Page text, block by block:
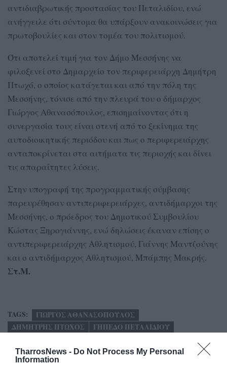
TharrosNews - Do Not Process My Personal
Information
αντιδιαβρωτικής προστασίας του Πεταλιδίου, ενώ
ανήγγειλε ότι σύντομα θα υπάρξουν ανακοινώσεις για
πρωτοβουλίες και στον τομέα του πολιτισμού.
Ότι αποτελεί τιμή για τον Δήμο Μεσσήνης να
φιλοξενεί στο Δημαρχείο τον περιφερειάρχη Δημήτρη
Πτωχό, ο οποίος κατάγεται και από την πόλη της
Μεσσήνης, τόνισε από την πλευρά του ο δήμαρχος
Γιώργος Αθανασόπουλος, επισημαίνοντας ότι η
συνεργασία τους είναι στενή από το ξεκίνημα της
αυτοδιοικητικής περιόδου και πως ο περιφερειάρχης
ανταποκρίνεται στα αιτήματα τις περιοχής και δίνει
τις απαραίτητες λύσεις.
Στην υπογραφή της προγραμματικής σύμβασης
παρευρέθησαν αντιπεριφερειάρχες, αντιδήμαρχοι της
Μεσσήνης, ο πρόεδρος του Δημοτικού Συμβουλίου
Κώστας Ξηρογιάννης, ενώ δηλώσεις έκαναν επίσης ο
αντιπεριφερειάρχης Αθλητισμού, Γιάννης Μαντζούνης
και ο αντιδήμαρχος Αθλητισμού, Μπάμπης Μακρής.
Στ.Μ.
TAGS:
ΓΙΩΡΓΟΣ ΑΘΑΝΑΣΟΠΟΥΛΟΣ
ΔΗΜΗΤΡΗΣ ΠΤΩΧΟΣ
ΓΗΠΕΔΟ ΠΕΤΑΛΙΔΙΟΥ
Facebook